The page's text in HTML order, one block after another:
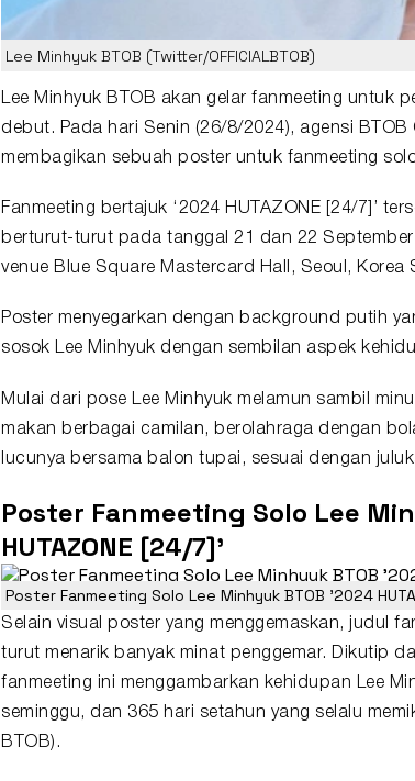
Lee Minhyuk BTOB (Twitter/OFFICIALBTOB)
Lee Minhyuk BTOB akan gelar fanmeeting untuk
debut. Pada hari Senin (26/8/2024), agensi BTOB
membagikan sebuah poster untuk fanmeeting
Fanmeeting bertajuk ‘2024 HUTAZONE [24/7]’
berturut-turut pada tanggal 21 dan 22
venue Blue Square Mastercard Hall, Seoul, Korea
Poster menyegarkan dengan background putih
sosok Lee Minhyuk dengan sembilan aspek
Mulai dari pose Lee Minhyuk melamun sambil
makan berbagai camilan, berolahraga dengan
lucunya bersama balon tupai, sesuai dengan
Poster Fanmeeting Solo Lee
HUTAZONE [24/7]'
Poster Fanmeeting Solo Lee Minhyuk BTOB '2024
Selain visual poster yang menggemaskan, judul
turut menarik banyak minat penggemar. Dikutip
fanmeeting ini menggambarkan kehidupan Lee
seminggu, dan 365 hari setahun yang selalu
BTOB).